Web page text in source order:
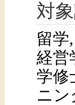
対
留学
経営
学修
ニン